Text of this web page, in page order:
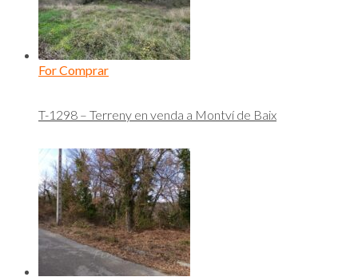
For Comprar
T-1298 – Terreny en venda a Montví de Baix